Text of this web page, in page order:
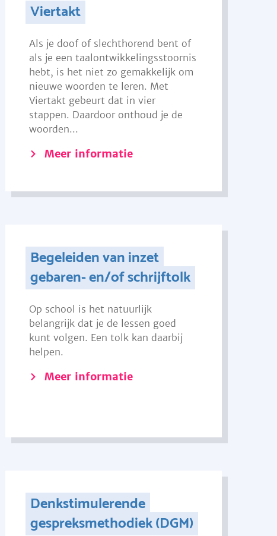
Viertakt
Als je doof of slechthorend bent of
als je een taalontwikkelingsstoornis
hebt, is het niet zo gemakkelijk om
nieuwe woorden te leren. Met
Viertakt gebeurt dat in vier
stappen. Daardoor onthoud je de
woorden...
Meer informatie
Begeleiden van inzet
gebaren- en/of schrijftolk
Op school is het natuurlijk
belangrijk dat je de lessen goed
kunt volgen. Een tolk kan daarbij
helpen.
Meer informatie
Denkstimulerende
gespreksmethodiek (DGM)